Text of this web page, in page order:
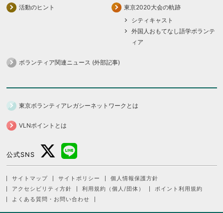
活動のヒント
東京2020大会の軌跡
シティキャスト
外国人おもてなし語学ボランテ
ィア
ボランティア関連ニュース (外部記事)
東京ボランティアレガシーネットワークとは
VLNポイントとは
公式SNS
サイトマップ サイトポリシー
個人情報保護方針
アクセシビリティ方針
利用規約（個人/団体）
ポイント利用規約
よくある質問・お問い合わせ